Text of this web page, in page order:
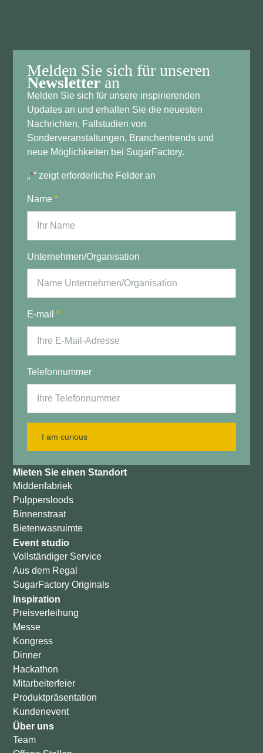
Melden Sie sich für unseren
Newsletter an
Melden Sie sich für unsere inspirierenden
Updates an und erhalten Sie die neuesten
Nachrichten, Fallstudien von
Sonderveranstaltungen, Branchentrends und
neue Möglichkeiten bei SugarFactory.
„*“ zeigt erforderliche Felder an
Name *
Unternehmen/Organisation
E-mail *
Telefonnummer
I am curious
Mieten Sie einen Standort
Middenfabriek
Pulppersloods
Binnenstraat
Bietenwasruimte
Event studio
Vollständiger Service
Aus dem Regal
SugarFactory Originals
Inspiration
Preisverleihung
Messe
Kongress
Dinner
Hackathon
Mitarbeiterfeier
Produktpräsentation
Kundenevent
Über uns
Team